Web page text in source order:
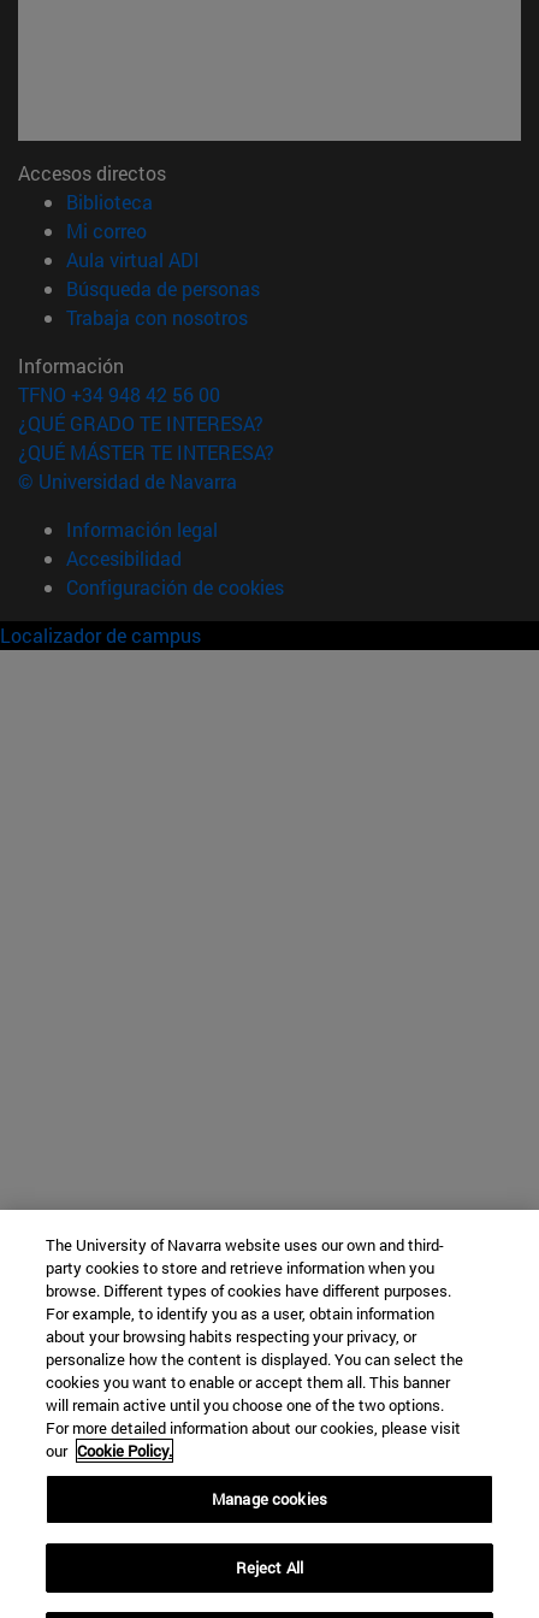
Accesos directos
Biblioteca
Mi correo(abre en nueva ventana)
Aula virtual ADI
Búsqueda de personas(abre en nueva ventana)
Trabaja con nosotros(abre en nueva ventana)
Información
TFNO +34 948 42 56 00
¿QUÉ GRADO TE INTERESA?
¿QUÉ MÁSTER TE INTERESA?
© Universidad de Navarra
Información legal
Accesibilidad
Configuración de cookies
Localizador de campus
The University of Navarra website uses our own and third-
party cookies to store and retrieve information when you
browse. Different types of cookies have different purposes.
For example, to identify you as a user, obtain information
about your browsing habits respecting your privacy, or
personalize how the content is displayed. You can select the
cookies you want to enable or accept them all. This banner
will remain active until you choose one of the two options.
For more detailed information about our cookies, please visit
our Cookie Policy.
Manage cookies
Reject All